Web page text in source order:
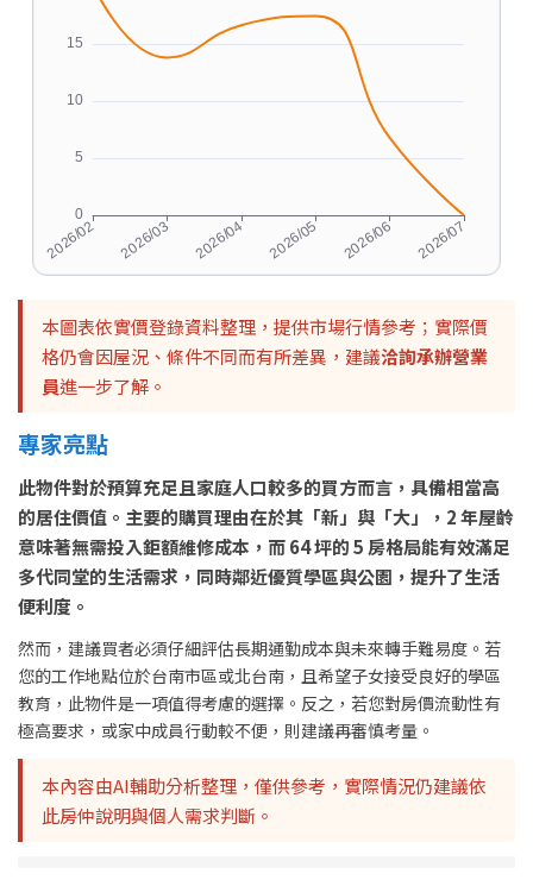
本圖表依實價登錄資料整理，提供市場行情參考；實際價
格仍會因屋況、條件不同而有所差異，建議洽詢承辦營業
員進一步了解。
專家亮點
此物件對於預算充足且家庭人口較多的買方而言，具備相當高
的居住價值。主要的購買理由在於其「新」與「大」，2 年屋齡
意味著無需投入鉅額維修成本，而 64 坪的 5 房格局能有效滿足
多代同堂的生活需求，同時鄰近優質學區與公園，提升了生活
便利度。
然而，建議買者必須仔細評估長期通勤成本與未來轉手難易度。若
您的工作地點位於台南市區或北台南，且希望子女接受良好的學區
教育，此物件是一項值得考慮的選擇。反之，若您對房價流動性有
極高要求，或家中成員行動較不便，則建議再審慎考量。
本內容由AI輔助分析整理，僅供參考，實際情況仍建議依
此房仲說明與個人需求判斷。